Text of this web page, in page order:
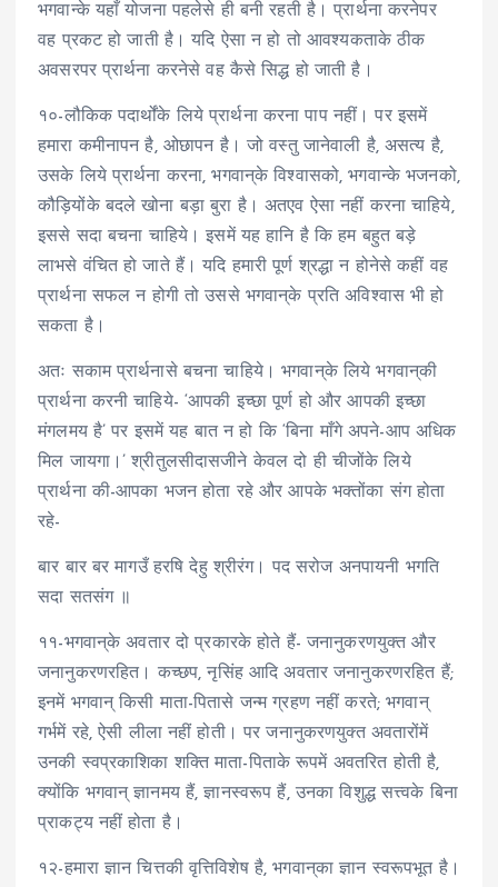
भगवान्के यहाँ योजना पहलेसे ही बनी रहती है। प्रार्थना करनेपर
वह प्रकट हो जाती है। यदि ऐसा न हो तो आवश्यकताके ठीक
अवसरपर प्रार्थना करनेसे वह कैसे सिद्ध हो जाती है।
१०-लौकिक पदार्थोंके लिये प्रार्थना करना पाप नहीं। पर इसमें
हमारा कमीनापन है, ओछापन है। जो वस्तु जानेवाली है, असत्य है,
उसके लिये प्रार्थना करना, भगवान्‌के विश्वासको, भगवान्के भजनको,
कौड़ियोंके बदले खोना बड़ा बुरा है। अतएव ऐसा नहीं करना चाहिये,
इससे सदा बचना चाहिये। इसमें यह हानि है कि हम बहुत बड़े
लाभसे वंचित हो जाते हैं। यदि हमारी पूर्ण श्रद्धा न होनेसे कहीं वह
प्रार्थना सफल न होगी तो उससे भगवान्‌के प्रति अविश्वास भी हो
सकता है।
अतः सकाम प्रार्थनासे बचना चाहिये। भगवान्‌के लिये भगवान्‌की
प्रार्थना करनी चाहिये- ‘आपकी इच्छा पूर्ण हो और आपकी इच्छा
मंगलमय है’ पर इसमें यह बात न हो कि ‘बिना माँगे अपने-आप अधिक
मिल जायगा।’ श्रीतुलसीदासजीने केवल दो ही चीजोंके लिये
प्रार्थना की-आपका भजन होता रहे और आपके भक्तोंका संग होता
रहे-
बार बार बर मागउँ हरषि देहु श्रीरंग। पद सरोज अनपायनी भगति
सदा सतसंग ॥
११-भगवान्‌के अवतार दो प्रकारके होते हैं- जनानुकरणयुक्त और
जनानुकरणरहित। कच्छप, नृसिंह आदि अवतार जनानुकरणरहित हैं;
इनमें भगवान् किसी माता-पितासे जन्म ग्रहण नहीं करते; भगवान्
गर्भमें रहे, ऐसी लीला नहीं होती। पर जनानुकरणयुक्त अवतारोंमें
उनकी स्वप्रकाशिका शक्ति माता-पिताके रूपमें अवतरित होती है,
क्योंकि भगवान् ज्ञानमय हैं, ज्ञानस्वरूप हैं, उनका विशुद्ध सत्त्वके बिना
प्राकट्य नहीं होता है।
१२-हमारा ज्ञान चित्तकी वृत्तिविशेष है, भगवान्‌का ज्ञान स्वरूपभूत है।